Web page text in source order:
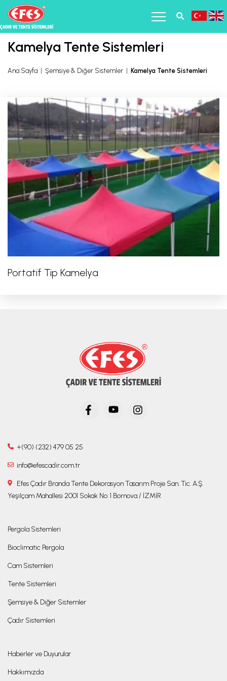
Kamelya Tente Sistemleri
Ana Sayfa Şemsiye & Diğer Sistemler Kamelya Tente Sistemleri
Portatif Tip Kamelya
+(90) (232) 479 05 25
info@efescadir.com.tr
Efes Çadır Branda Tente Dekorasyon Tasarım Proje San. Tic. A.Ş.
Yeşilçam Mahallesi 2001 Sokak No: 1 Bornova / İZMİR
Pergola Sistemleri
Bioclimatic Pergola
Cam Sistemleri
Tente Sistemleri
Şemsiye & Diğer Sistemler
Çadır Sistemleri
Haberler ve Duyurular
Hakkımızda